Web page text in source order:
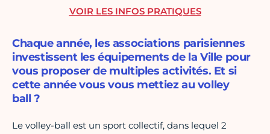
Chaque année, les associations parisiennes
investissent les équipements de la Ville pour
vous proposer de multiples activités. Et si
cette année vous vous mettiez au volley
ball ?
Le volley-ball est un sport collectif, dans lequel 2
VOIR LES INFOS PRATIQUES